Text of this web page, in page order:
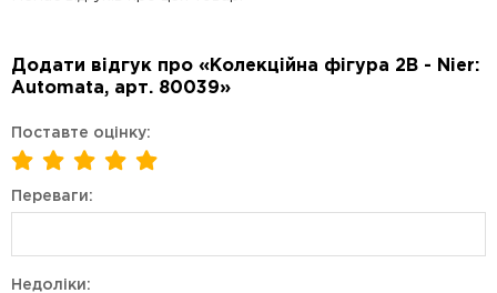
Додати відгук про «Колекційна фігура 2B - Nier:
Automata, арт. 80039»
Поставте оцінку:
Переваги:
Недоліки: